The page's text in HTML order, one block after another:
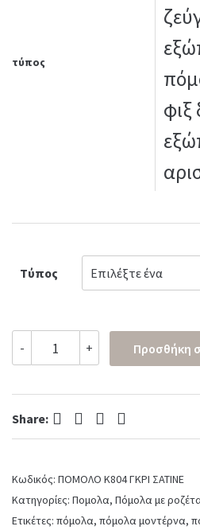
τύπος
φιξ
Τύπος
-
πόρτας
K804-
Σατινέ
+ Προσθήκη
Share: Facebook Twitter Pinterest LinkedIn
Κωδικός: ΠΟΜΟΛΟ Κ804 ΓΚΡΙ ΣΑΤΙΝΕ
Κατηγορίες: Πομολα, Πόμολα με
Ετικέτες: πόμολα, πόμολα μοντέρνα,